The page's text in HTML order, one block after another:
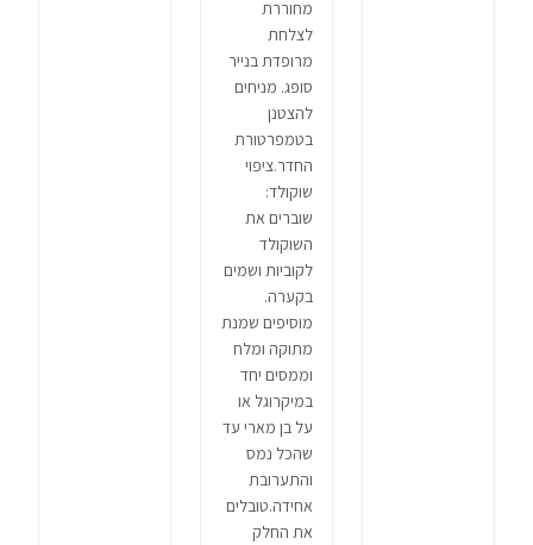
מחוררת
לצלחת
מרופדת בנייר
סופג. מניחים
להצטנן
בטמפרטורת
החדר.ציפוי
שוקולד:
שוברים את
השוקולד
לקוביות ושמים
בקערה.
מוסיפים שמנת
מתוקה ומלח
וממסים יחד
במיקרוגל או
על בן מארי עד
שהכל נמס
והתערובת
אחידה.טובלים
את החלק